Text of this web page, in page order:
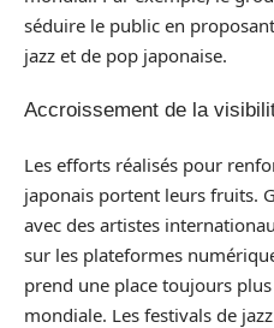
séduire le public en
jazz et de pop japonaise.
Accroissement de la
Les efforts réalisés pour
japonais portent leurs fruits.
avec des artistes
sur les plateformes
prend une place toujours
mondiale. Les festivals de